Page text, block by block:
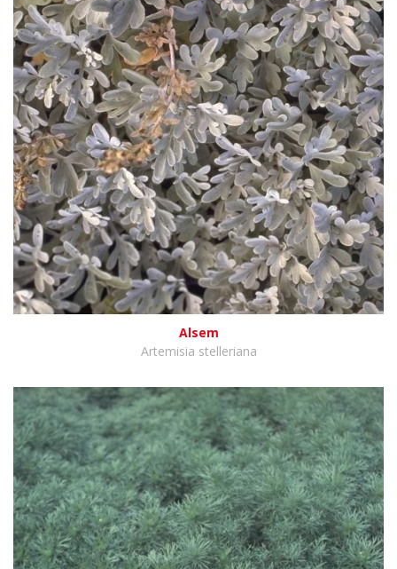
Alsem
Artemisia stelleriana